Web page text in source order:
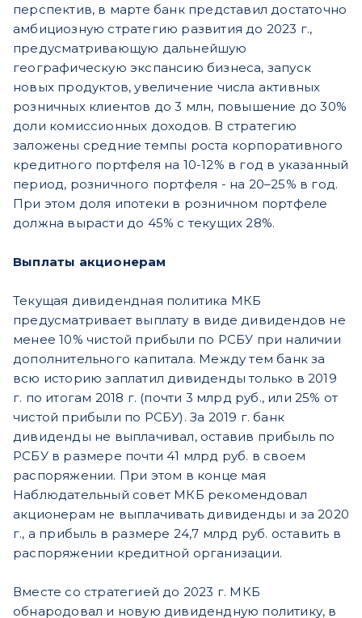
перспектив, в марте банк представил достаточно
амбициозную стратегию развития до 2023 г.,
предусматривающую дальнейшую
географическую экспансию бизнеса, запуск
новых продуктов, увеличение числа активных
розничных клиентов до 3 млн, повышение до 30%
доли комиссионных доходов. В стратегию
заложены средние темпы роста корпоративного
кредитного портфеля на 10-12% в год в указанный
период, розничного портфеля - на 20–25% в год.
При этом доля ипотеки в розничном портфеле
должна вырасти до 45% с текущих 28%.
Выплаты акционерам
Текущая дивидендная политика МКБ
предусматривает выплату в виде дивидендов не
менее 10% чистой прибыли по РСБУ при наличии
дополнительного капитала. Между тем банк за
всю историю заплатил дивиденды только в 2019
г. по итогам 2018 г. (почти 3 млрд руб., или 25% от
чистой прибыли по РСБУ). За 2019 г. банк
дивиденды не выплачивал, оставив прибыль по
РСБУ в размере почти 41 млрд руб. в своем
распоряжении. При этом в конце мая
Наблюдательный совет МКБ рекомендовал
акционерам не выплачивать дивиденды и за 2020
г., а прибыль в размере 24,7 млрд руб. оставить в
распоряжении кредитной организации.
Вместе со стратегией до 2023 г. МКБ
обнародовал и новую дивидендную политику, в